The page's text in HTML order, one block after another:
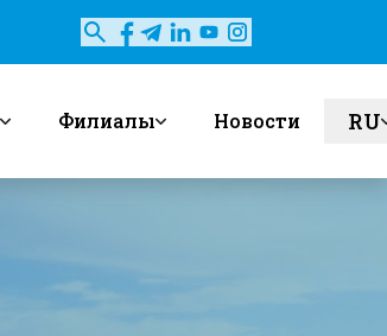
Филиалы Новости RU